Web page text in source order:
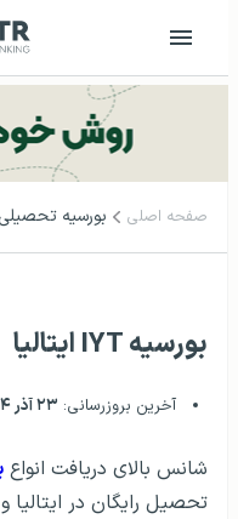
صفحه اصلی بورسیه‌‌ تحصیلی
بورسیه IYT ایتالیا
آخرین بروزرسانی: ۲۳ آذر ۱۴۰۴
شانس بالای دریافت انواع
تحصیل رایگان در ایتالیا